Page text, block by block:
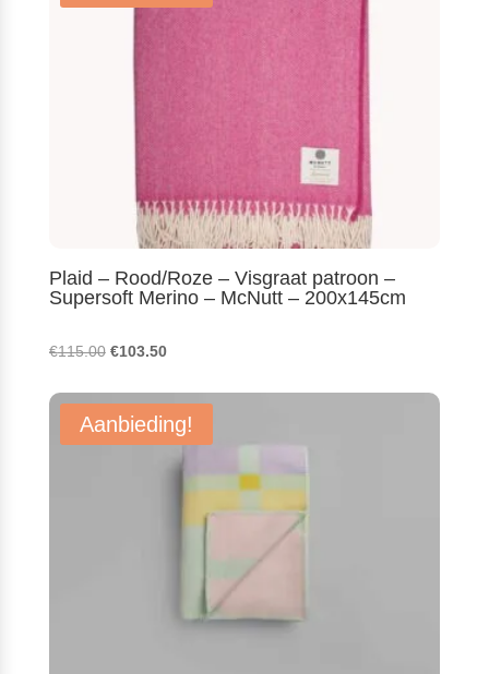
Plaid – Rood/Roze – Visgraat patroon –
Supersoft Merino – McNutt – 200x145cm
€115.00 Oorspronkelijke
was:
€115.00.
€103.50Huidige
is:
€103.50.
Aanbieding!